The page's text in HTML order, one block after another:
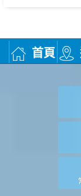
首頁